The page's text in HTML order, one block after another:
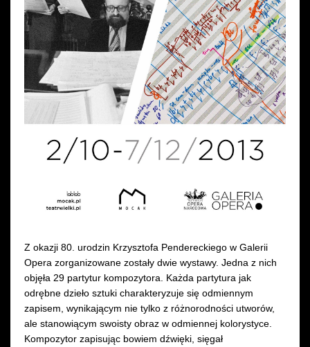
Wynajem kostiumów
Wynajem rekwizytów
Fundusze unijne
Dotacje celowe
Z okazji 80. urodzin Krzysztofa Pendereckiego w Galerii
Opera zorganizowane zostały dwie wystawy. Jedna z nich
objęła 29 partytur kompozytora. Każda partytura jak
odrębne dzieło sztuki charakteryzuje się odmiennym
zapisem, wynikającym nie tylko z różnorodności utworów,
ale stanowiącym swoisty obraz w odmiennej kolorystyce.
Kompozytor zapisując bowiem dźwięki, sięgał